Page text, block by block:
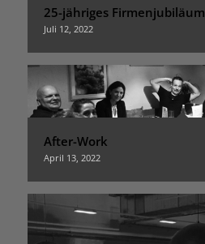
25-jähriges Firmenjubiläum
Juli 12, 2022
After-Work
April 13, 2022